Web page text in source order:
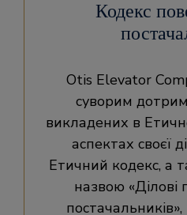
Кодекс
Otis Elevator
суворим
викладених в
аспектах своєї
Етичний кодекс, а
назвою «Ділові